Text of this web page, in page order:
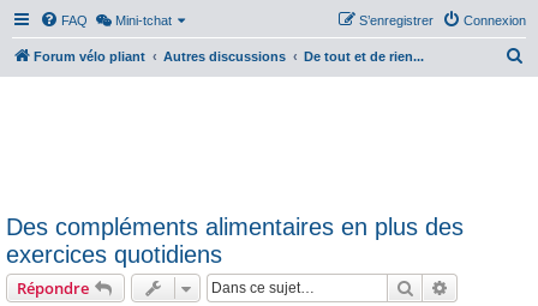
FAQ Mini-tchat Connexion
S’enregistrer
Forum vélo pliant Autres discussions De tout et de rien...
Des compléments alimentaires en plus des
exercices quotidiens
Répondre Rechercher